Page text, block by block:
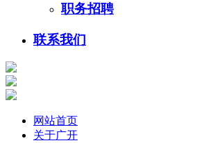
职务招聘
联系我们
网站首页
关于广开